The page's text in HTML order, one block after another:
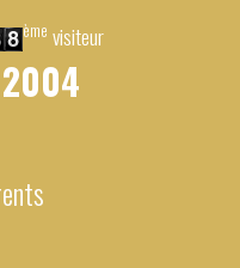
ème visiteur
2004